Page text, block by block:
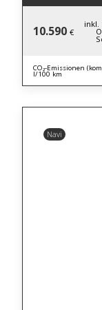
10.590 €
inkl.
CO₂-Emissionen
l/100 km
Navi